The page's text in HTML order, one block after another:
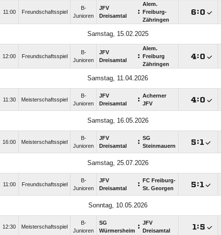
11:00 Freundschaftsspiel
B-
Junioren
JFV
Dreisamtal
:
Alem.
Freiburg-
Zähringen
:
Samstag, 15.02.2025
12:00 Freundschaftsspiel
B-
Junioren
JFV
Dreisamtal
:
Alem.
Freiburg
Zähringen
:
Samstag, 11.04.2026
11:30 Meisterschaftsspiel
B-
Junioren
JFV
Dreisamtal
: Acherner
JFV
:
Samstag, 16.05.2026
16:00 Meisterschaftsspiel
B-
Junioren
JFV
Dreisamtal
: SG
Steinmauern
:
Samstag, 25.07.2026
11:00 Freundschaftsspiel
B-
Junioren
JFV
Dreisamtal
:
FC Freiburg-
St. Georgen
:
Sonntag, 10.05.2026
12:30 Meisterschaftsspiel
B-
Junioren
SG
Würmersheim : JFV
Dreisamtal
: